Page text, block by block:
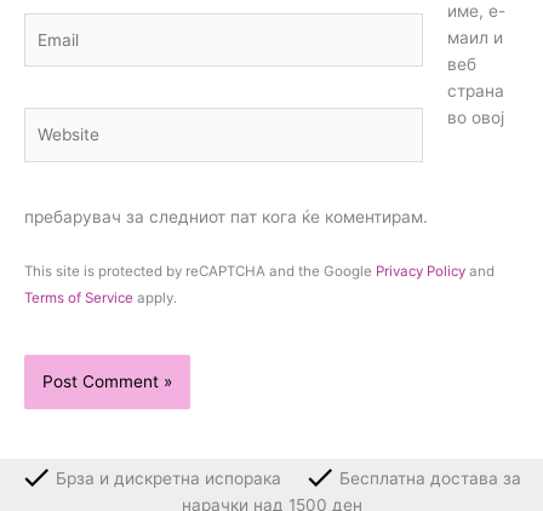
име, е-
маил и
веб
страна
во овој
пребарувач за следниот пат кога ќе коментирам.
This site is protected by reCAPTCHA and the Google Privacy Policy and
Terms of Service apply.
Брза и дискретна испорака
Бесплатна достава за
нарачки над 1500 ден